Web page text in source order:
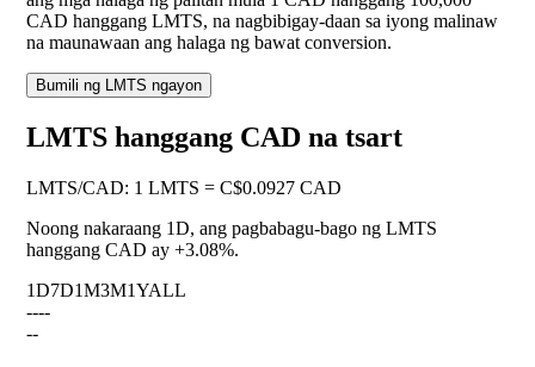
CAD hanggang LMTS, na nagbibigay-daan sa iyong malinaw
na maunawaan ang halaga ng bawat conversion.
Bumili ng LMTS ngayon
LMTS hanggang CAD na tsart
LMTS/CAD: 1 LMTS = C$0.0927 CAD
Noong nakaraang 1D, ang pagbabagu-bago ng LMTS
hanggang CAD ay +3.08%.
1D7D1M3M1YALL
----
--